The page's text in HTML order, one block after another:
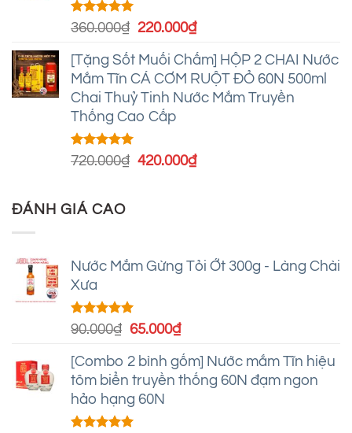
Được xếp
4.95
360.000₫ Giá
là:
360.000₫.
220.000₫Giá
tại
là:
220.000₫.
[Tặng Sốt Muối Chấm] HỘP 2 CHAI Nước
Mắm Tĩn CÁ CƠM RUỘT ĐỎ 60N 500ml
Chai Thuỷ Tinh Nước Mắm Truyền
Thống Cao Cấp
Được xếp
4.93
720.000₫ Giá
420.000₫Giá
ĐÁNH GIÁ CAO
Nước Mắm Gừng Tỏi Ớt 300g - Làng Chài
Xưa
Được xếp
5.00
90.000₫ Giá
là:
90.000₫.
65.000₫Giá
tại
là:
[Combo 2 bình gốm] Nước mắm Tĩn hiệu
tôm biển truyền thống 60N đạm ngon
hảo hạng 60N